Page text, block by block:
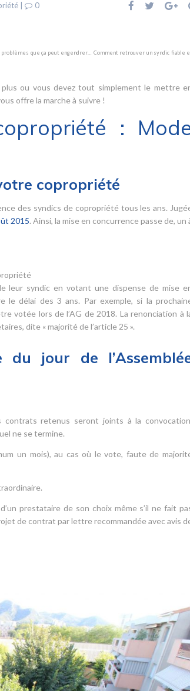
0
que ça peut engendrer… Comment retrouver un syndic fiable
ou vous devez tout simplement le mettre
offre la marche à suivre !
:
copropriété
des syndics de copropriété tous les ans.
2015. Ainsi, la mise en concurrence passe de, un
leur syndic en votant une dispense de mise
le délai des 3 ans. Par exemple, si la
votée lors de l’AG de 2018. La renonciation à
dite « majorité de l’article 25 ».
jour de
contrats retenus seront joints à la
ne se termine.
un mois), au cas où le vote, faute de
prestataire de son choix même s’il ne fait
de contrat par lettre recommandée avec avis